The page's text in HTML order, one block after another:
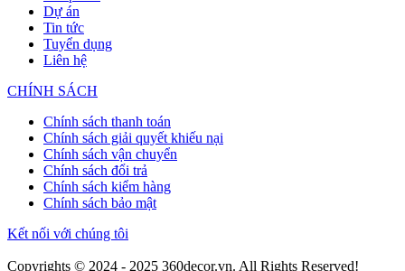
Dự án
Tin tức
Tuyển dụng
Liên hệ
CHÍNH SÁCH
Chính sách thanh toán
Chính sách giải quyết khiếu nại
Chính sách vận chuyển
Chính sách đổi trả
Chính sách kiểm hàng
Chính sách bảo mật
Kết nối với chúng tôi
Copyrights © 2024 - 2025 360decor.vn. All Rights Reserved!